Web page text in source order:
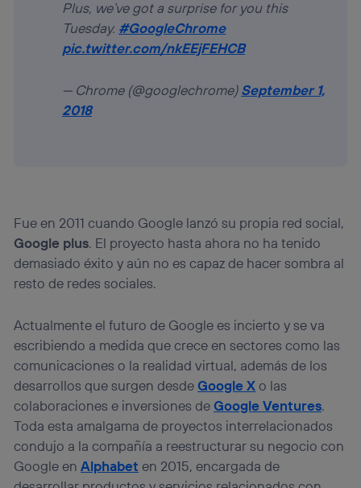
Plus, we’ve got a surprise for you this
Tuesday. #GoogleChrome
pic.twitter.com/nkEEjFEHCB
— Chrome (@googlechrome)September 1,
2018
Fue en 2011 cuando Google lanzó su propia red social,
Google plus. El proyecto hasta ahora no ha tenido
demasiado éxito y aún no es capaz de hacer sombra al
resto de redes sociales.
Actualmente el futuro de Google es incierto y se va
escribiendo a medida que crece en sectores como las
comunicaciones o la realidad virtual, además de los
desarrollos que surgen desdeGoogle Xo las
colaboraciones e inversiones deGoogle Ventures.
Toda esta amalgama de proyectos interrelacionados
condujo a la compañía a reestructurar su negocio con
Google enAlphabet en 2015, encargada de